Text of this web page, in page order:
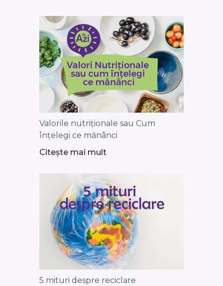
Valorile nutriționale sau Cum
înțelegi ce mănânci
Citește mai mult
5 mituri despre reciclare